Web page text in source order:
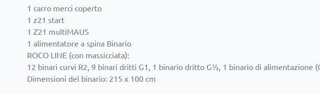
1 carro merci coperto
1 z21 start
1 Z21 multiMAUS
1 alimentatore a spina Binario
ROCO LINE (con massicciata):
12 binari curvi R2, 9 binari dritti G1, 1 binario dritto G½, 1 binario di alimentazione
Dimensioni del binario: 215 x 100 cm